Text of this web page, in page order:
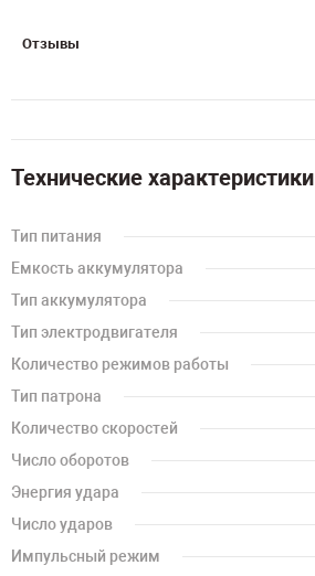
Отзывы
Технические характеристики
Тип питания
Емкость аккумулятора
Тип аккумулятора
Тип электродвигателя
Количество режимов работы
Тип патрона
Количество скоростей
Число оборотов
Энергия удара
Число ударов
Импульсный режим